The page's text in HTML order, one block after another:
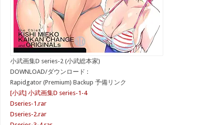
小武画集D series-2 (小武総本家)
DOWNLOAD/ダウンロード :
Rapidgator (Premium) Backup 予備リンク
[小武] 小武画集D series-1-4
Dseries-1.rar
Dseries-2.rar